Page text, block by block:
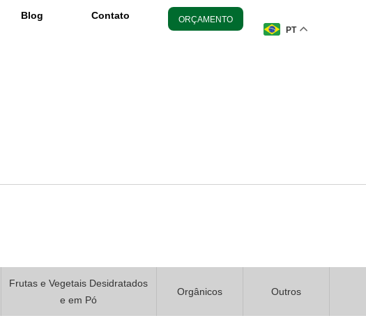
Blog Contato
ORÇAMENTO
PT
Frutas e Vegetais Desidratados
e em Pó
Orgânicos Outros